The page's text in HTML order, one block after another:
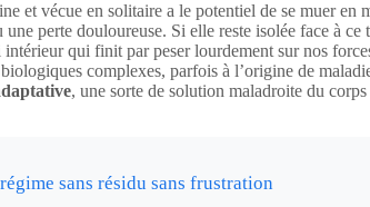
et vécue en solitaire a le potentiel de se muer en
perte douloureuse. Si elle reste isolée face à
qui finit par peser lourdement sur nos
complexes, parfois à l’origine de
, une sorte de solution maladroite du
sans résidu sans frustration